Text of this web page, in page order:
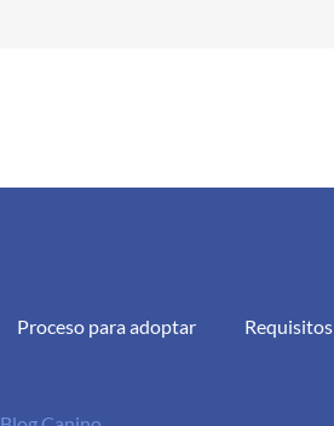
Proceso para adoptar Requisitos